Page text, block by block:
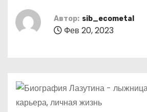
Автор: sib_ecometal
Фев 20, 2023